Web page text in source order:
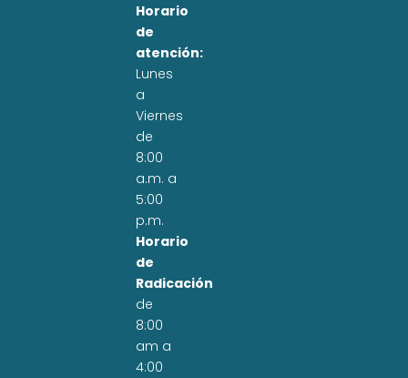
Horario
de
atención:
Lunes
a
Viernes
de
8:00
a.m. a
5:00
p.m.
Horario
de
Radicación
de
8:00
am a
4:00